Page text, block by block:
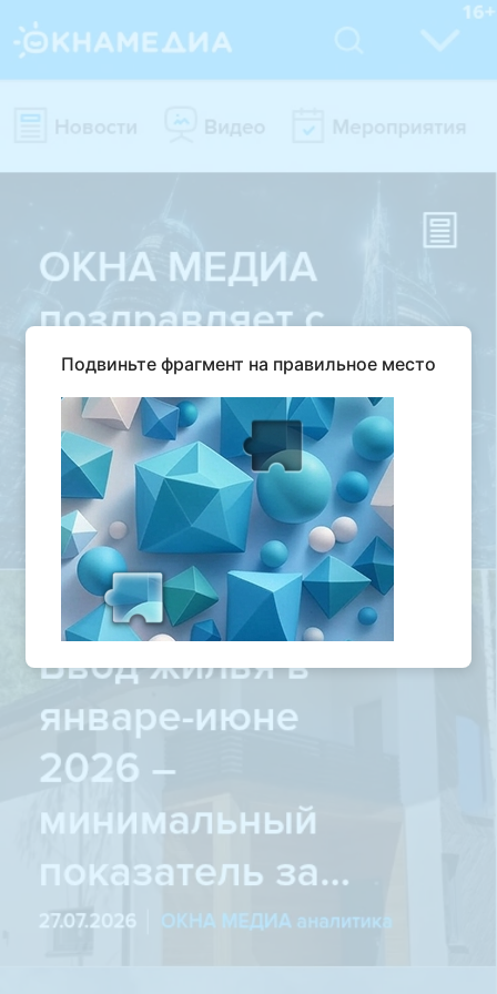
Подвиньте фрагмент на правильное место